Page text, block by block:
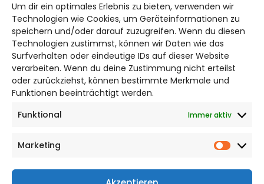
Um dir ein optimales Erlebnis zu bieten, verwenden wir
Technologien wie Cookies, um Geräteinformationen zu
speichern und/oder darauf zuzugreifen. Wenn du diesen
Technologien zustimmst, können wir Daten wie das
Surfverhalten oder eindeutige IDs auf dieser Website
verarbeiten. Wenn du deine Zustimmung nicht erteilst
oder zurückziehst, können bestimmte Merkmale und
Funktionen beeinträchtigt werden.
Funktional
Immer aktiv
Marketing
Bruchtorwall 12
38100 Braunschweig
Telefon: 0531 387220 – 65
DAS STADTMAGAZIN FÜR
WOLFSBURG
Impressum
Cookie Richtlinie
CITYLIFE! BEI FACEBOOK